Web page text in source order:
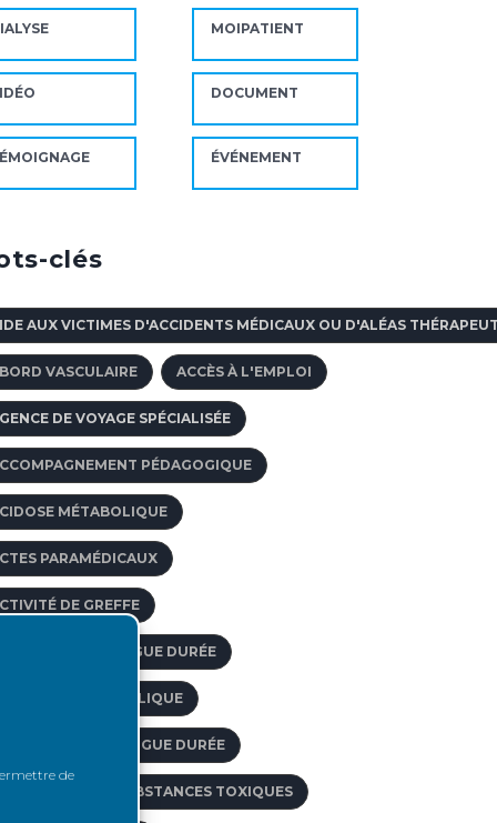
de
MOIPATIENT
DOCUMENT
ÉVÉNEMENT
clés
AUX VICTIMES D'ACCIDENTS MÉDICAUX OU D'ALÉAS
VASCULAIRE ACCÈS À L'EMPLOI
DE VOYAGE SPÉCIALISÉE
PÉDAGOGIQUE
MÉTABOLIQUE
PARAMÉDICAUX
DE GREFFE
DE LONGUE DURÉE
MYCOPHÉNOLIQUE
DE LONGUE DURÉE
DE SUBSTANCES TOXIQUES